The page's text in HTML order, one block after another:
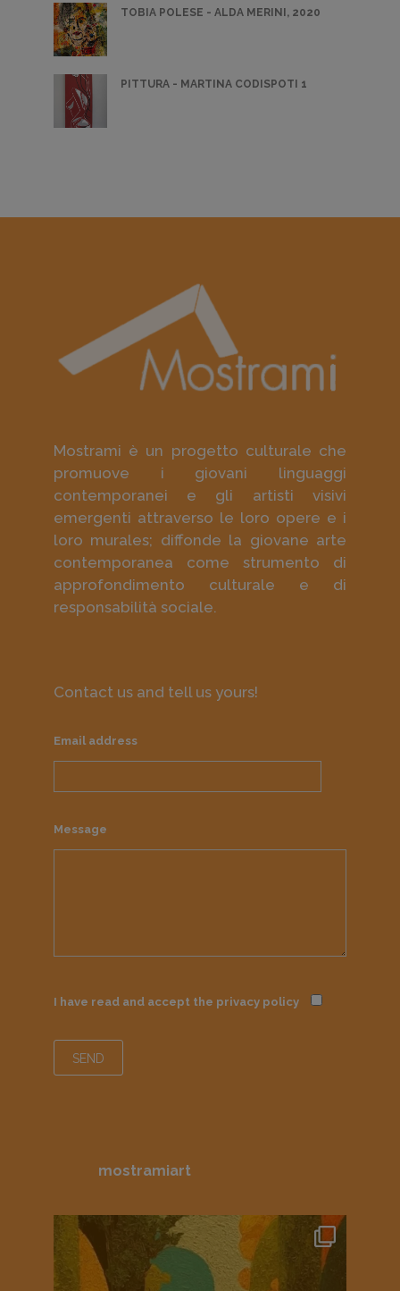
TOBIA POLESE - ALDA MERINI, 2020
PITTURA - MARTINA CODISPOTI 1
Mostrami è un progetto culturale che
promuove i giovani linguaggi
contemporanei e gli artisti visivi
emergenti attraverso le loro opere e i
loro murales; diffonde la giovane arte
contemporanea come strumento di
approfondimento culturale e di
responsabilità sociale.
Contact us and tell us yours!
Email address
Message
I have read and accept the privacy policy
mostramiart